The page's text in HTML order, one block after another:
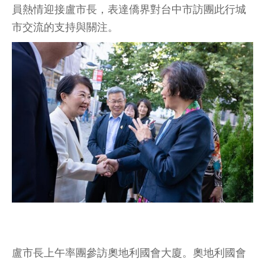
員熱情迎接盧市長，表達僑界對台中市訪團此行城
市交流的支持與關注。
盧市長上午率團參訪奧地利國會大廈。奧地利國會